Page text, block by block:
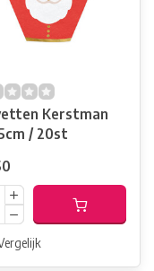
Kerstman
/ 20st